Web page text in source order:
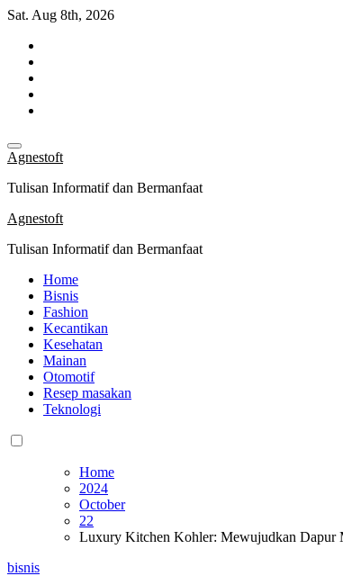
Skip
content
Sat. Aug 8th, 2026
Agnestoft
Tulisan Informatif dan Bermanfaat
Agnestoft
Tulisan Informatif dan Bermanfaat
Home
Bisnis
Fashion
Kecantikan
Kesehatan
Mainan
Otomotif
Resep masakan
Teknologi
Home
2024
October
22
Luxury Kitchen Kohler: Mewujudkan Dapur
bisnis